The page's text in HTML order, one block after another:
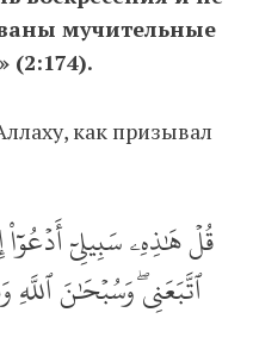
мучительные
(2:174).
как призывал
قُلۡ هَٰذِهِۦ سَبِيلِيٓ أَدۡعُوٓاْ
ٱتَّبَعَنِيۖ وَسُبۡحَٰنَ ٱللَّهِ